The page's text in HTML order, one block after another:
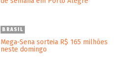
BRASIL
Mega-Sena sorteia R$ 165 milhões
neste domingo